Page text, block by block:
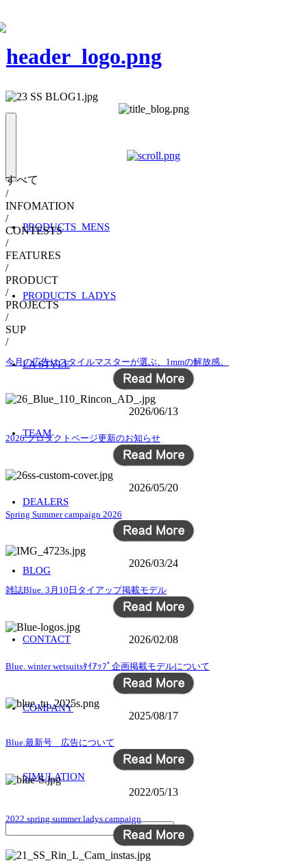
PRODUCTS_MENS
PRODUCTS_LADYS
LA STYLE
TEAM
DEALERS
BLOG
CONTACT
COMPANY
SIMULATION
すべて
/
INFOMATION
/
CONTESTS
/
FEATURES
/
PRODUCT
/
PROJECTS
/
SUP
/
今月の広告はスタイルマスターが選ぶ、1mmの解放感。
2026/06/13
2026.プロダクトページ更新のお知らせ
2026/05/20
Spring Summer campaign 2026
2026/03/24
雑誌Blue. 3月10日タイアップ掲載モデル
2026/02/08
Blue. winter wetsuitsﾀｲｱｯﾌﾟ企画掲載モデルについて
2025/08/17
Blue.最新号 広告について
2022/05/13
2022 spring summer ladys campaign